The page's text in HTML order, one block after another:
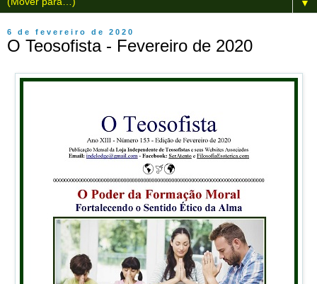
▼
6 de fevereiro de 2020
O Teosofista - Fevereiro de 2020